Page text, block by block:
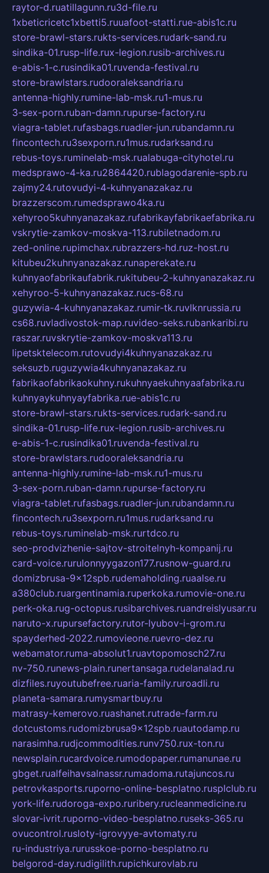
raytor-d.ruatillagunn.ru3d-file.ru
1xbeticricetc1xbetti5.ruuafoot-statti.rue-abis1c.ru
store-brawl-stars.rukts-services.rudark-sand.ru
sindika-01.rusp-life.rux-legion.rusib-archives.ru
e-abis-1-c.rusindika01.ruvenda-festival.ru
store-brawlstars.rudooraleksandria.ru
antenna-highly.rumine-lab-msk.ru1-mus.ru
3-sex-porn.ruban-damn.rupurse-factory.ru
viagra-tablet.rufasbags.ruadler-jun.rubandamn.ru
fincontech.ru3sexporn.ru1mus.rudarksand.ru
rebus-toys.ruminelab-msk.rualabuga-cityhotel.ru
medsprawo-4-ka.ru2864420.rublagodarenie-spb.ru
zajmy24.rutovudyi-4-kuhnyanazakaz.ru
brazzerscom.rumedsprawo4ka.ru
xehyroo5kuhnyanazakaz.rufabrikayfabrikaefabrika.ru
vskrytie-zamkov-moskva-113.rubiletnadom.ru
zed-online.rupimchax.rubrazzers-hd.ruz-host.ru
kitubeu2kuhnyanazakaz.runaperekate.ru
kuhnyaofabrikaufabrik.rukitubeu-2-kuhnyanazakaz.ru
xehyroo-5-kuhnyanazakaz.rucs-68.ru
guzywia-4-kuhnyanazakaz.rumir-tk.ruvlknrussia.ru
cs68.ruvladivostok-map.ruvideo-seks.rubankaribi.ru
raszar.ruvskrytie-zamkov-moskva113.ru
lipetsktelecom.rutovudyi4kuhnyanazakaz.ru
seksuzb.ruguzywia4kuhnyanazakaz.ru
fabrikaofabrikaokuhny.rukuhnyaekuhnyaafabrika.ru
kuhnyaykuhnyayfabrika.rue-abis1c.ru
store-brawl-stars.rukts-services.rudark-sand.ru
sindika-01.rusp-life.rux-legion.rusib-archives.ru
e-abis-1-c.rusindika01.ruvenda-festival.ru
store-brawlstars.rudooraleksandria.ru
antenna-highly.rumine-lab-msk.ru1-mus.ru
3-sex-porn.ruban-damn.rupurse-factory.ru
viagra-tablet.rufasbags.ruadler-jun.rubandamn.ru
fincontech.ru3sexporn.ru1mus.rudarksand.ru
rebus-toys.ruminelab-msk.rurtdco.ru
seo-prodvizhenie-sajtov-stroitelnyh-kompanij.ru
card-voice.rurulonnyygazon177.rusnow-guard.ru
domizbrusa-9x12spb.rudemaholding.ruaalse.ru
a380club.ruargentinamia.ruperkoka.rumovie-one.ru
perk-oka.rug-octopus.rusibarchives.ruandreislyusar.ru
naruto-x.rupursefactory.rutor-lyubov-i-grom.ru
spayderhed-2022.rumovieone.ruevro-dez.ru
webamator.ruma-absolut1.ruavtopomosch27.ru
nv-750.runews-plain.runertansaga.rudelanalad.ru
dizfiles.ruyoutubefree.ruaria-family.ruroadli.ru
planeta-samara.rumysmartbuy.ru
matrasy-kemerovo.ruashanet.rutrade-farm.ru
dotcustoms.rudomizbrusa9x12spb.ruautodamp.ru
narasimha.rudjcommodities.runv750.rux-ton.ru
newsplain.rucardvoice.rumodopaper.rumanunae.ru
gbget.rualfeihavsalnassr.rumadoma.rutajuncos.ru
petrovkasports.ruporno-online-besplatno.rusplclub.ru
york-life.rudoroga-expo.ruribery.rucleanmedicine.ru
slovar-ivrit.ruporno-video-besplatno.ruseks-365.ru
ovucontrol.rusloty-igrovyye-avtomaty.ru
ru-industriya.rurusskoe-porno-besplatno.ru
belgorod-day.rudigilith.rupichkurovlab.ru